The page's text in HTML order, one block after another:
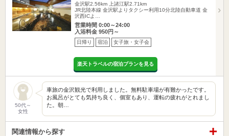
金沢駅2.56km
上諸江駅2.71km
JR北陸本線 金沢駅よりタクシー利用10分北陸自動車道 金
沢西ICよ…
営業時間 0:00～24:00
入浴料金 950円～
日帰り 宿泊 女子旅・女子会
楽天トラベルの宿泊プランを見る
50代～
女性
車旅の金沢観光で利用しました。無料駐車場が有難かったです。
お風呂がとても気持ち良く、個室もあり、運転の疲れがとれまし
た。朝…
関連情報から探す